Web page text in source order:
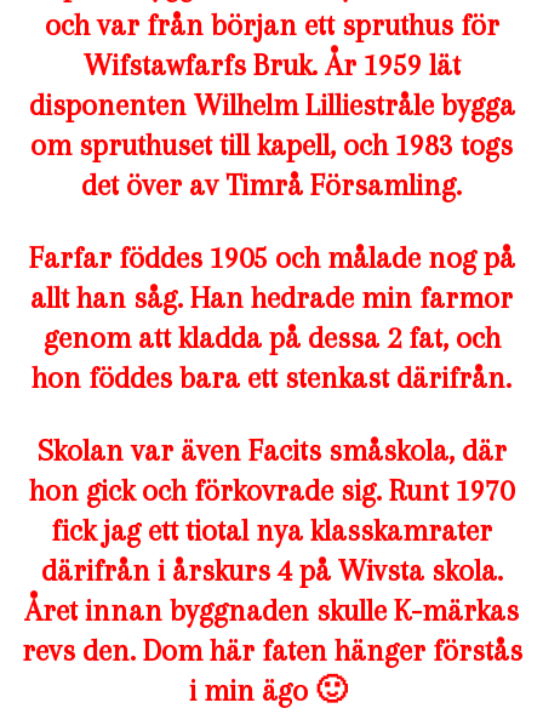
och var från början ett spruthus för
Wifstawfarfs Bruk. År 1959 lät
disponenten Wilhelm Lilliestråle bygga
om spruthuset till kapell, och 1983 togs
det över av Timrå Församling.
Farfar föddes 1905 och målade nog på
allt han såg. Han hedrade min farmor
genom att kladda på dessa 2 fat, och
hon föddes bara ett stenkast därifrån.
Skolan var även Facits småskola, där
hon gick och förkovrade sig. Runt 1970
fick jag ett tiotal nya klasskamrater
därifrån i årskurs 4 på Wivsta skola.
Året innan byggnaden skulle K-märkas
revs den. Dom här faten hänger förstås
i min ägo 🙂